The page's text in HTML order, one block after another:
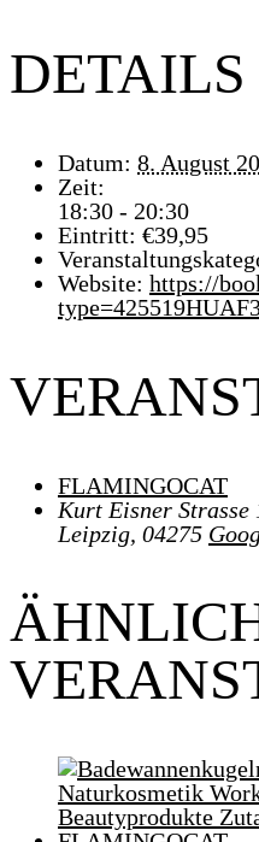
DETAILS
Datum: 8. August
Zeit:
18:30 - 20:30
Eintritt: €39,95
Website: https://
FLAMINGOCAT
Kurt Eisner Strasse
Leipzig, 04275